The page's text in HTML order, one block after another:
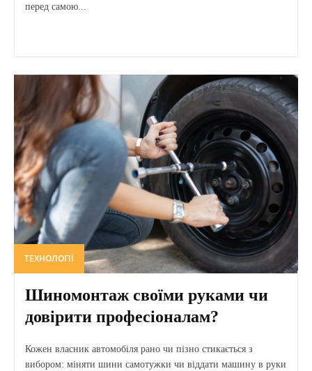
перед самою...
ТЕХНОЛОГІЇ
Шиномонтаж своїми руками чи
довірити професіоналам?
Кожен власник автомобіля рано чи пізно стикається з
вибором: міняти шини самотужки чи віддати машину в руки